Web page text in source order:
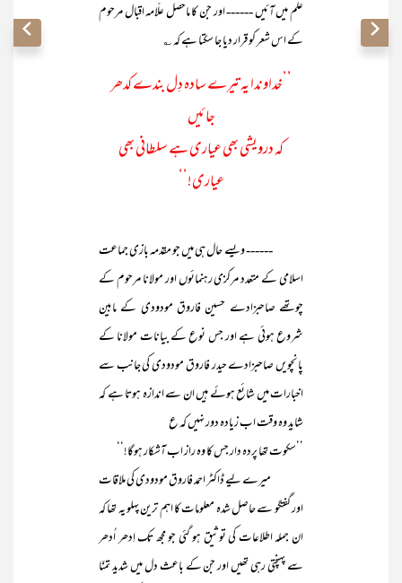
علم میں آئیں ------ اور جن کا ماحصل علّامہ اقبال مرحوم
کے اس شعر کو قرار دیا جا سکتا ہے کہ ؎
’’خداوندا یہ تیرے سادہ دِل بندے کدھر
جائیں
کہ درویشی بھی عیاری ہے سلطانی بھی
عیاری!‘‘
------ ویسے حال ہی میں جو مقدّمہ بازی جماعت
اسلامی کے متعدد مرکزی رہنمائوں اور مولانا مرحوم کے
چوتھے صاحبزادے حسین فاروق مودودی کے مابین
شروع ہوئی ہے اور جس نوع کے بیانات مولانا کے
پانچویں صاحبزادے حیدر فاروق مودودی کی جانب سے
اخبارات میں شائع ہوئے ہیں ان سے اندازہ ہوتا ہے کہ
شاید وہ وقت اب زیادہ دور نہیں کہ ع
’’سکوت تھا پردہ دار جس کا وہ راز اب آشکار ہوگا!‘‘
میرے لیے ڈاکٹر احمد فاروق مودودی کی ملاقات
اور گفتگو سے حاصل شدہ معلومات کا اہم ترین پہلو یہ تھا کہ
ان جملہ اطلاعات کی توثیق ہو گئی جو مجھ تک اِدھر اُدھر
سے پہنچتی رہی تھیں اور جن کے باعث دل میں شدید تمنّا